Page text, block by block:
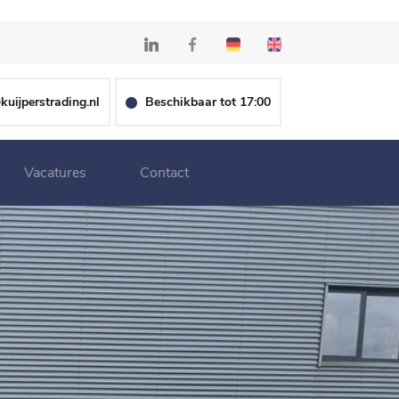
Beschikbaar tot 17:00
Vacatures Contact